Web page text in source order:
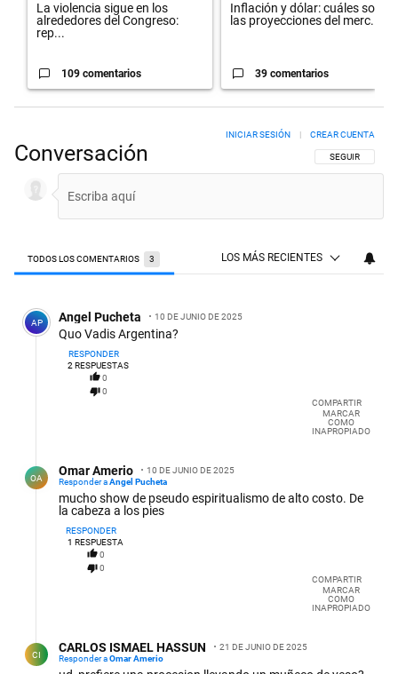
La violencia sigue en los
alrededores del Congreso:
rep...
109 comentarios
Inflación y dólar: cuáles son
las proyecciones del merc...
39 comentarios
Conversación SIGA ESTA
SEGUIR
INICIAR SESIÓN | CREAR CUENTA
TODOS LOS COMENTARIOS 3 LOS MÁS RECIENTES
Comentario de Angel Pucheta.
AP Angel Pucheta 10 DE JUNIO DE 2025
Quo Vadis Argentina?
RESPONDER
2 RESPUESTAS
0
0
COMPARTIR
MARCAR
COMO
INAPROPIADO
OA Omar Amerio
10 DE JUNIO DE 2025
Responder aAngel Pucheta
mucho show de pseudo espiritualismo de alto costo. De
la cabeza a los pies
RESPONDER
1 RESPUESTA
0
0
COMPARTIR
MARCAR
COMO
INAPROPIADO
CI CARLOS ISMAEL HASSUN
21 DE JUNIO DE 2025
Responder aOmar Amerio